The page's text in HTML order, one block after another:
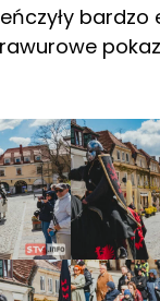
bardzo